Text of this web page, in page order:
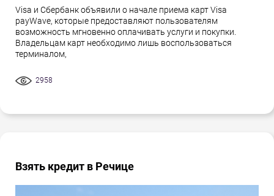
Visa и Сбербанк объявили о начале приема карт Visa
payWave, которые предоставляют пользователям
возможность мгновенно оплачивать услуги и покупки.
Владельцам карт необходимо лишь воспользоваться
терминалом,
2958
Взять кредит в Речице